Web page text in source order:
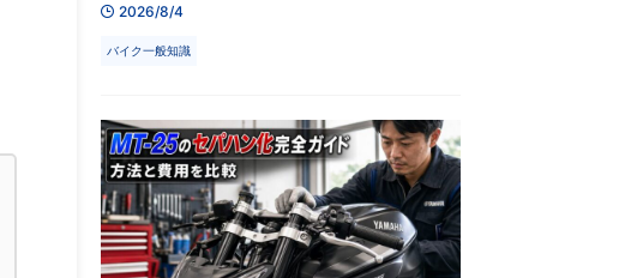
2026/8/4
バイク一般知識